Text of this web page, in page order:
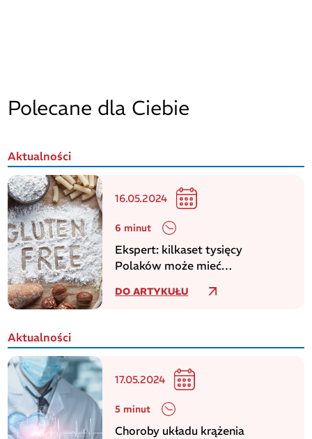
Polecane dla Ciebie
Aktualności
16.05.2024
6 minut
Ekspert: kilkaset tysięcy
Polaków może mieć
DO ARTYKUŁU
Aktualności
17.05.2024
5 minut
Choroby układu krążenia